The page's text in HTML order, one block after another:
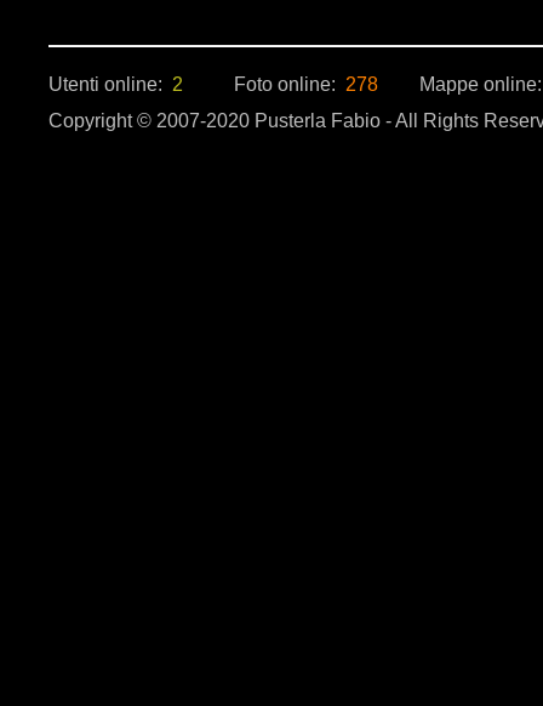
Utenti online: 2 Foto online: 278
Mappe
Copyright © 2007-2020 Pusterla Fabio - All Rights